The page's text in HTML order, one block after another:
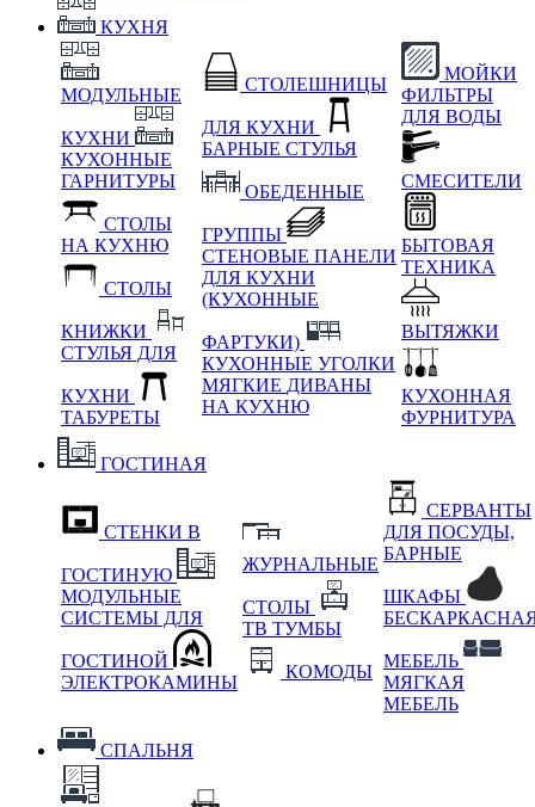
КУХНЯ
МОДУЛЬНЫЕ
КУХНИ
КУХОННЫЕ
ГАРНИТУРЫ
СТОЛЫ
НА КУХНЮ
СТОЛЫ
КНИЖКИ
СТУЛЬЯ ДЛЯ
КУХНИ
ТАБУРЕТЫ
СТОЛЕШНИЦЫ
ДЛЯ КУХНИ
БАРНЫЕ СТУЛЬЯ
ОБЕДЕННЫЕ
ГРУППЫ
СТЕНОВЫЕ ПАНЕЛИ
ДЛЯ КУХНИ
(КУХОННЫЕ
ФАРТУКИ)
КУХОННЫЕ УГОЛКИ
МЯГКИЕ ДИВАНЫ
НА КУХНЮ
МОЙКИ
ФИЛЬТРЫ
ДЛЯ ВОДЫ
СМЕСИТЕЛИ
БЫТОВАЯ
ТЕХНИКА
ВЫТЯЖКИ
КУХОННАЯ
ФУРНИТУРА
ГОСТИНАЯ
СТЕНКИ В
ГОСТИНУЮ
МОДУЛЬНЫЕ
СИСТЕМЫ ДЛЯ
ГОСТИНОЙ
ЭЛЕКТРОКАМИНЫ
ЖУРНАЛЬНЫЕ
СТОЛЫ
ТВ ТУМБЫ
КОМОДЫ
СЕРВАНТЫ
ДЛЯ ПОСУДЫ,
БАРНЫЕ
ШКАФЫ
МЕБЕЛЬ
МЯГКАЯ
МЕБЕЛЬ
СПАЛЬНЯ